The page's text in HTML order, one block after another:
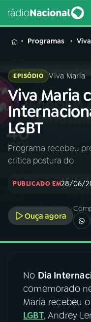
MENU
Buscar
na
Rádio
Nacional
INÍCIO
A RÁDIO
03
04 PROGRAMAS
PODCASTS
Programas
EPISÓDIO Viva Maria
Viva Maria
LGBT
Programa recebeu
critica postura do
PUBLICADO EM28/06/
Ouça agora
No Dia
comemorado
Maria recebeu
LGBT, Andrey